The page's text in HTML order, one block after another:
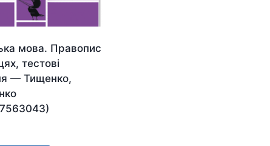
мова. Правопис
тестові
— Тищенко,